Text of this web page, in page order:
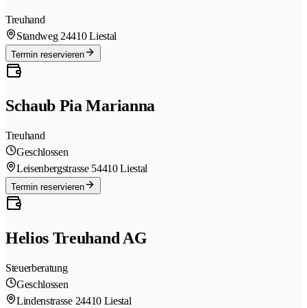
Treuhand
Standweg 24410 Liestal
Termin reservieren
Schaub Pia Marianna
Treuhand
Geschlossen
Leisenbergstrasse 54410 Liestal
Termin reservieren
Helios Treuhand AG
Steuerberatung
Geschlossen
Lindenstrasse 24410 Liestal